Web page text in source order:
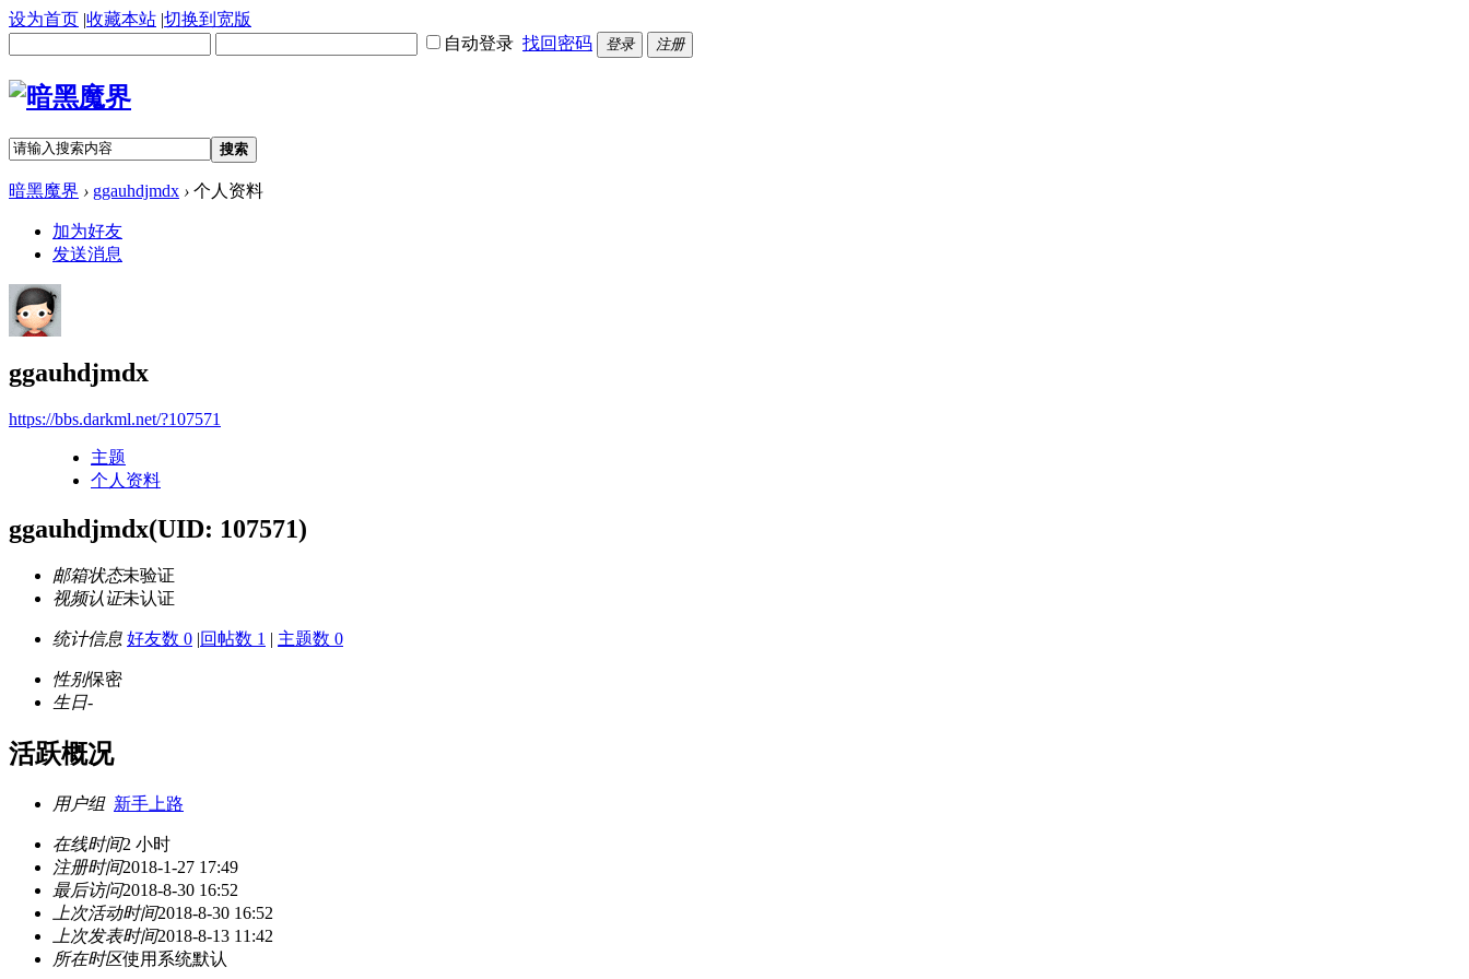
设为首页 |收藏本站 |切换到宽版
自动登录 找回密码 登录 注册
搜索
暗黑魔界 › ggauhdjmdx › 个人资料
加为好友
发送消息
ggauhdjmdx
https://bbs.darkml.net/?107571
主题
个人资料
ggauhdjmdx(UID: 107571)
邮箱状态未验证
视频认证未认证
统计信息 好友数 0 |回帖数 1 | 主题数 0
性别保密
生日-
活跃概况
用户组 新手上路
在线时间2 小时
注册时间2018-1-27 17:49
最后访问2018-8-30 16:52
上次活动时间2018-8-30 16:52
上次发表时间2018-8-13 11:42
所在时区使用系统默认